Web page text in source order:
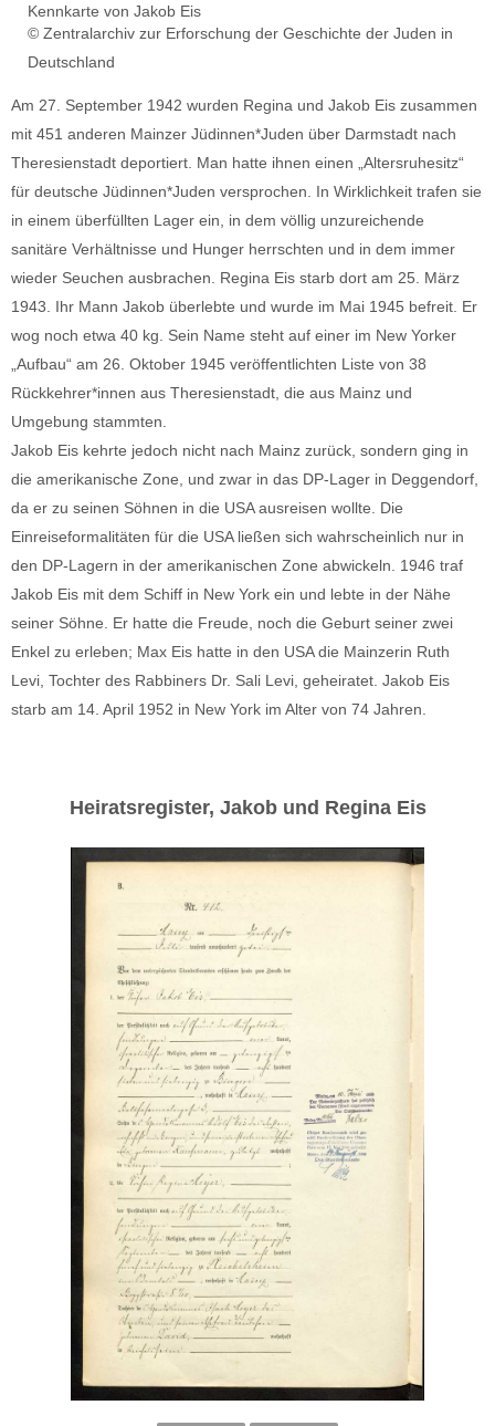
Kennkarte von Jakob Eis
© Zentralarchiv zur Erforschung der Geschichte der Juden in
Deutschland
Am 27. September 1942 wurden Regina und Jakob Eis zusammen
mit 451 anderen Mainzer Jüdinnen*Juden über Darmstadt nach
Theresienstadt deportiert. Man hatte ihnen einen „Altersruhesitz“
für deutsche Jüdinnen*Juden versprochen. In Wirklichkeit trafen sie
in einem überfüllten Lager ein, in dem völlig unzureichende
sanitäre Verhältnisse und Hunger herrschten und in dem immer
wieder Seuchen ausbrachen. Regina Eis starb dort am 25. März
1943. Ihr Mann Jakob überlebte und wurde im Mai 1945 befreit. Er
wog noch etwa 40 kg. Sein Name steht auf einer im New Yorker
„Aufbau“ am 26. Oktober 1945 veröffentlichten Liste von 38
Rückkehrer*innen aus Theresienstadt, die aus Mainz und
Umgebung stammten.
Jakob Eis kehrte jedoch nicht nach Mainz zurück, sondern ging in
die amerikanische Zone, und zwar in das DP-Lager in Deggendorf,
da er zu seinen Söhnen in die USA ausreisen wollte. Die
Einreiseformalitäten für die USA ließen sich wahrscheinlich nur in
den DP-Lagern in der amerikanischen Zone abwickeln. 1946 traf
Jakob Eis mit dem Schiff in New York ein und lebte in der Nähe
seiner Söhne. Er hatte die Freude, noch die Geburt seiner zwei
Enkel zu erleben; Max Eis hatte in den USA die Mainzerin Ruth
Levi, Tochter des Rabbiners Dr. Sali Levi, geheiratet. Jakob Eis
starb am 14. April 1952 in New York im Alter von 74 Jahren.
Heiratsregister, Jakob und Regina Eis